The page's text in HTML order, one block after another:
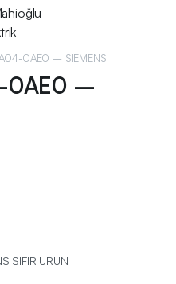
0AE0 – SIEMENS
0AE0 –
SIFIR ÜRÜN